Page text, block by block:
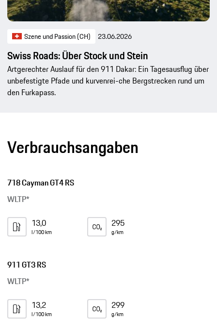
Szene und Passion (CH) 23.06.2026
Swiss Roads: Über Stock und Stein
Artgerechter Auslauf für den 911 Dakar: Ein Tagesausflug über
unbefestigte Pfade und kurvenrei-che Bergstrecken rund um
den Furkapass.
Verbrauchsangaben
718 Cayman GT4 RS
WLTP*
13,0
l/100 km
295
g/km
911 GT3 RS
WLTP*
13,2
l/100 km
299
g/km